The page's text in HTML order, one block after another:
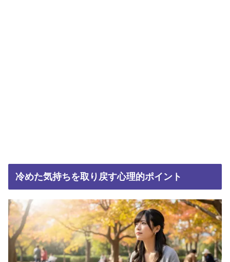
冷めた気持ちを取り戻す心理的ポイント